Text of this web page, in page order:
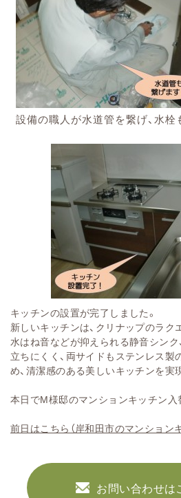
設備の職人が水道管を繋げ、水栓
キッチンの設置が完了しました。
新しいキッチンは、クリナップのラク
水はね音などが抑えられる静音シンク
立ちにくく、両サイドもステンレス製
め、清潔感のある美しいキッチンを実
本日でM様邸のマンションキッチン入
前日はこちら（岸和田市のマンション
お問い合わせは